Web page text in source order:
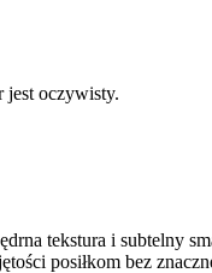
jest oczywisty.
tekstura i subtelny
posiłkom bez